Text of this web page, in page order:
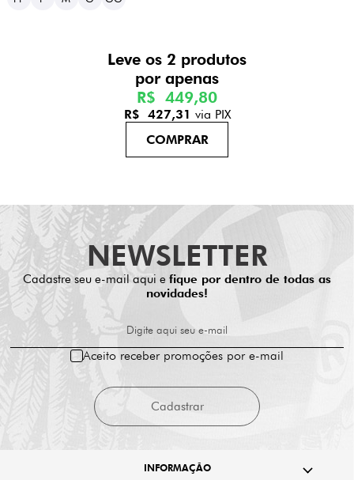
Leve os 2 produtos
R$ 449,80
R$ 427,31 via PIX
NEWSLETTER
Cadastre seu e-mail aqui e fique por dentro de todas as
novidades!
Digite aqui seu e-mail
Cadastrar
Aceito receber promoções por e-mail
INFORMAÇÃO